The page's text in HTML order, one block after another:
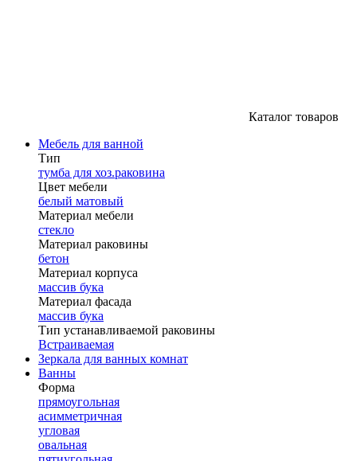
Каталог товаров
Мебель для ванной
Тип
тумба для хоз.раковина
Цвет мебели
белый матовый
Материал мебели
стекло
Материал раковины
бетон
Материал корпуса
массив бука
Материал фасада
массив бука
Тип устанавливаемой раковины
Встраиваемая
Зеркала для ванных комнат
Ванны
Форма
прямоугольная
асимметричная
угловая
овальная